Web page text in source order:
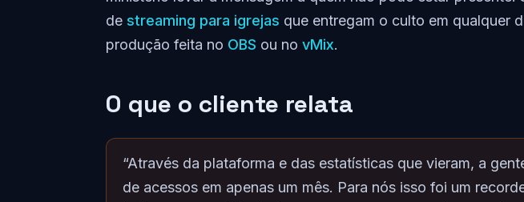
de streaming para igrejas que entregam o culto em qualquer
produção feita no OBS ou no vMix.
O que o cliente relata
“Através da plataforma e das estatísticas que vieram, a
de acessos em apenas um mês. Para nós isso foi um